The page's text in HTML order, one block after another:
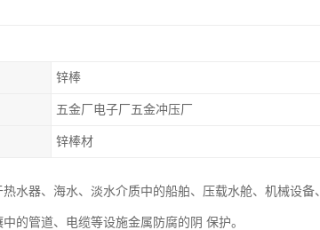
锌棒
五金厂电子厂五金冲压厂
锌棒材
水器、海水、淡水介质中的船舶、压载水舱、机械设
的管道、电缆等设施金属防腐的阴 保护。